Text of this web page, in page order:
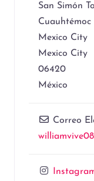
San Simón
Cuauhtémoc
Mexico City
Mexico City
06420
México
Correo
williamvive08